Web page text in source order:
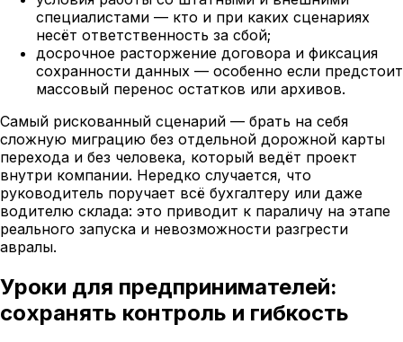
специалистами — кто и при каких сценариях
несёт ответственность за сбой;
досрочное расторжение договора и фиксация
сохранности данных — особенно если предстоит
массовый перенос остатков или архивов.
Самый рискованный сценарий — брать на себя
сложную миграцию без отдельной дорожной карты
перехода и без человека, который ведёт проект
внутри компании. Нередко случается, что
руководитель поручает всё бухгалтеру или даже
водителю склада: это приводит к параличу на этапе
реального запуска и невозможности разгрести
авралы.
Уроки для предпринимателей:
сохранять контроль и гибкость